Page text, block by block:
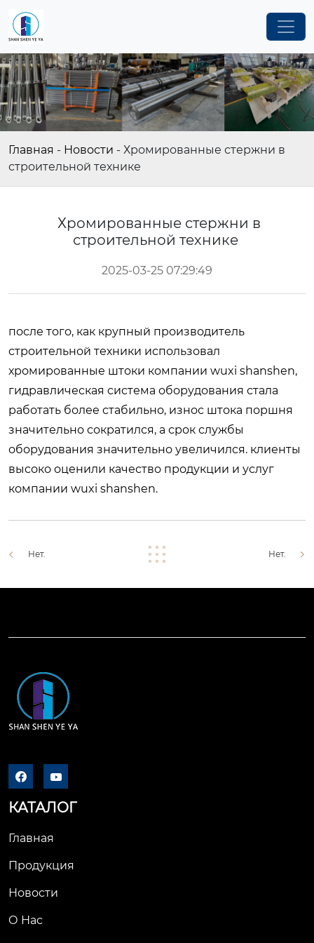
Главная - Новости - Хромированные стержни в
строительной технике
Хромированные стержни в
строительной технике
2025-03-25 07:29:49
после того, как крупный производитель
строительной техники использовал
хромированные штоки компании wuxi shanshen,
гидравлическая система оборудования стала
работать более стабильно, износ штока поршня
значительно сократился, а срок службы
оборудования значительно увеличился. клиенты
высоко оценили качество продукции и услуг
компании wuxi shanshen.
Нет. Нет.
 
КАТАЛОГ
Главная
Продукция
Новости
О Нас